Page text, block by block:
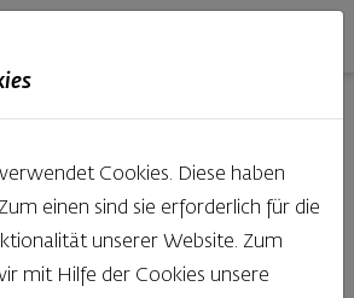
entdecken
als bei Brot & Gebäck die Qual
Noch dazu, wenn so großer Wert
Cookies. Diese haben
einen sind sie erforderlich für die
unserer Website. Zum
mit Hilfe der Cookies unsere